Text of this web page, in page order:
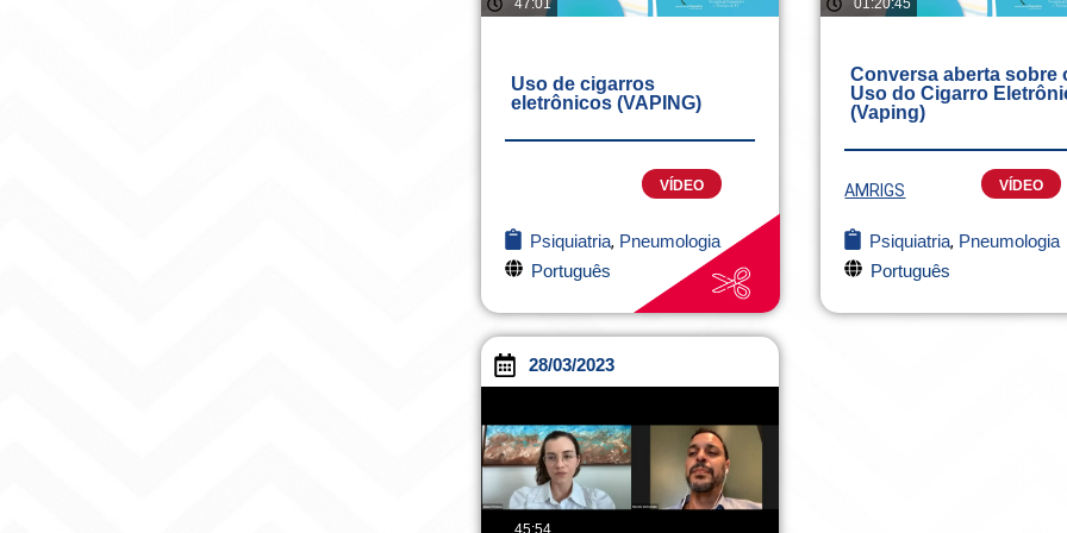
47:01
Uso de cigarros
eletrônicos (VAPING)
VÍDEO
Psiquiatria, Pneumologia
Português
01:20:45
Conversa aberta sobre
Uso do Cigarro
(Vaping)
AMRIGS VÍDEO
Psiquiatria, Pneumologia
Português
28/03/2023
45:54